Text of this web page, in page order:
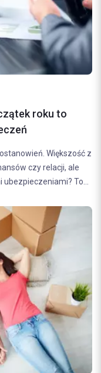
roku to
Większość z
czy relacji, ale
To...